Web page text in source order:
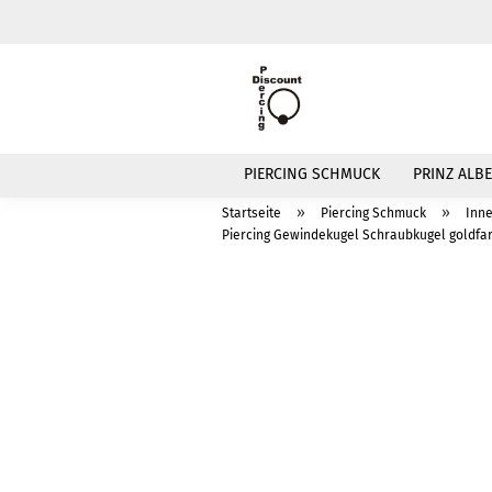
PIERCING SCHMUCK PRINZ
Startseite » Piercing Schmuck »
Piercing Gewindekugel Schraubkugel